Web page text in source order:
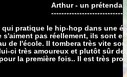
Arthur - un
pratique le hip-hop dans une
pas réellement, ils sont
de l'école. Il tombera très vite
ci très amoureux et plutôt sûr
la première fois.. Il est très